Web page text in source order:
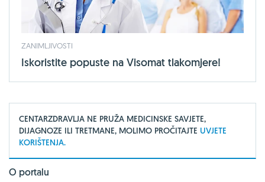
ZANIMLJIVOSTI
Iskoristite popuste na Visomat tlakomjere!
CENTARZDRAVLJA NE PRUŽA MEDICINSKE SAVJETE,
DIJAGNOZE ILI TRETMANE, MOLIMO PROČITAJTE UVJETE
KORIŠTENJA.
O portalu